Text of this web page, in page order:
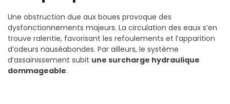
Une obstruction due aux boues provoque des
dysfonctionnements majeurs. La circulation des eaux s’en
trouve ralentie, favorisant les refoulements et l’apparition
d’odeurs nauséabondes. Par ailleurs, le système
d’assainissement subit une surcharge hydraulique
dommageable.